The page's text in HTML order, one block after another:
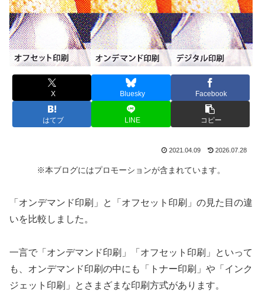
X Bluesky Facebook
はてブ LINE コピー
2021.04.09 2026.07.28
※本ブログにはプロモーションが含まれています。
「オンデマンド印刷」と「オフセット印刷」の見た目の違
いを比較しました。
一言で「オンデマンド印刷」「オフセット印刷」といって
も、オンデマンド印刷の中にも「トナー印刷」や「インク
ジェット印刷」とさまざまな印刷方式があります。